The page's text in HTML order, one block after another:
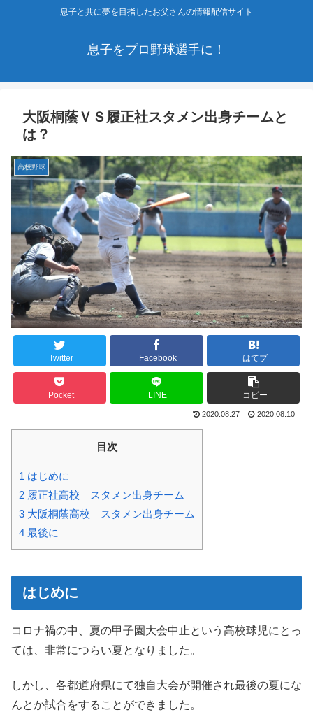
息子と共に夢を目指したお父さんの情報配信サイト
息子をプロ野球選手に！
大阪桐蔭ＶＳ履正社スタメン出身チームと
は？
高校野球
Twitter Facebook はてブ
Pocket LINE コピー
2020.08.27 2020.08.10
目次
1 はじめに
2 履正社高校 スタメン出身チーム
3 大阪桐蔭高校 スタメン出身チーム
4 最後に
はじめに
コロナ禍の中、夏の甲子園大会中止という高校球児にとっ
ては、非常につらい夏となりました。
しかし、各都道府県にて独自大会が開催され最後の夏にな
んとか試合をすることができました。